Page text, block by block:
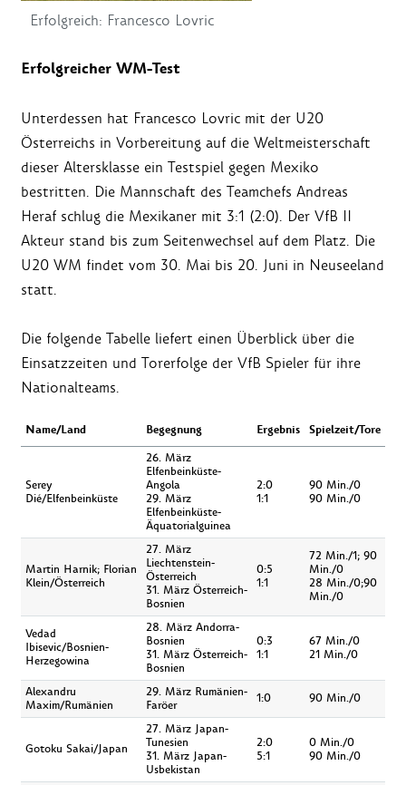
Erfolgreich: Francesco Lovric
Erfolgreicher WM-Test
Unterdessen hat Francesco Lovric mit der U20
Österreichs in Vorbereitung auf die Weltmeisterschaft
dieser Altersklasse ein Testspiel gegen Mexiko
bestritten. Die Mannschaft des Teamchefs Andreas
Heraf schlug die Mexikaner mit 3:1 (2:0). Der VfB II
Akteur stand bis zum Seitenwechsel auf dem Platz. Die
U20 WM findet vom 30. Mai bis 20. Juni in Neuseeland
statt.
Die folgende Tabelle liefert einen Überblick über die
Einsatzzeiten und Torerfolge der VfB Spieler für ihre
Nationalteams.
Name/Land Begegnung Ergebnis Spielzeit/Tore
Serey
Dié/Elfenbeinküste
26. März
Elfenbeinküste-
Angola
29. März
Elfenbeinküste-
Äquatorialguinea
2:0
1:1
90 Min./0
90 Min./0
Martin Harnik; Florian
Klein/Österreich
27. März
Liechtenstein-
Österreich
31. März Österreich-
Bosnien
0:5
1:1
72 Min./1; 90
Min./0
28 Min./0;90
Min./0
Vedad
Ibisevic/Bosnien-
Herzegowina
28. März Andorra-
Bosnien
31. März Österreich-
Bosnien
0:3
1:1
67 Min./0
21 Min./0
Alexandru
Maxim/Rumänien
29. März Rumänien-
Faröer
1:0 90 Min./0
Gotoku Sakai/Japan
27. März Japan-
Tunesien
31. März Japan-
Usbekistan
2:0
5:1
0 Min./0
90 Min./0